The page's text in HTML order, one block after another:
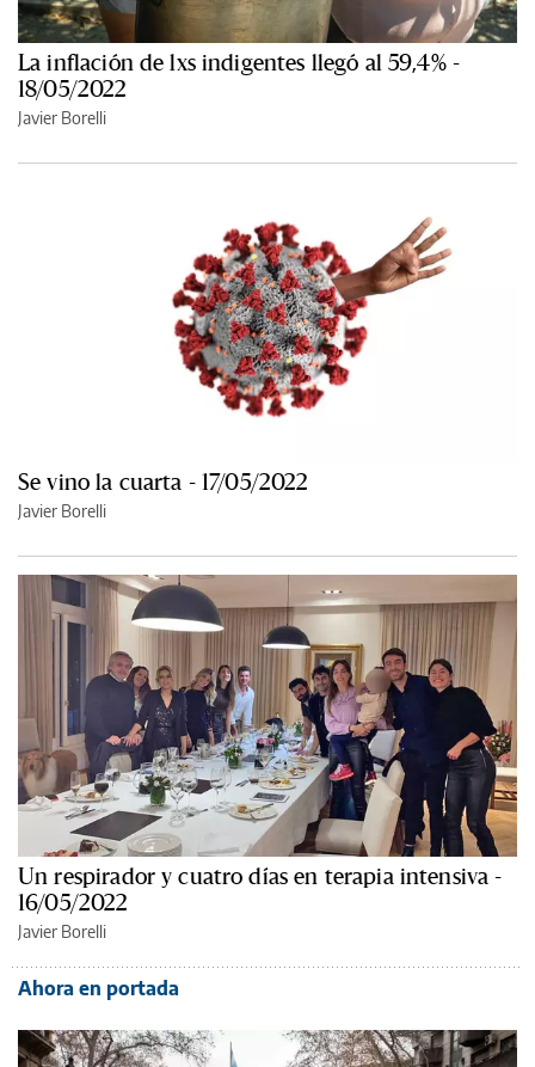
La inflación de lxs indigentes llegó al 59,4% -
18/05/2022
Javier Borelli
Se vino la cuarta - 17/05/2022
Javier Borelli
Un respirador y cuatro días en terapia intensiva -
16/05/2022
Javier Borelli
Ahora en portada